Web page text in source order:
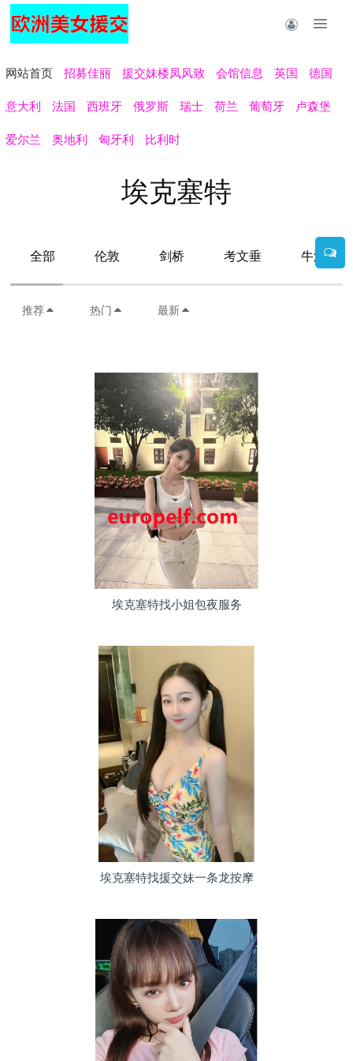
网站首页 招募佳丽 援交妹楼凤风致 会馆信息 英国 德国
意大利 法国 西班牙 俄罗斯 瑞士 荷兰 葡萄牙 卢森堡
爱尔兰 奥地利 匈牙利 比利时
埃克塞特
全部 伦敦 剑桥 考文垂 牛津
推荐 热门 最新
埃克塞特找小姐包夜服务
埃克塞特找援交妹一条龙按摩